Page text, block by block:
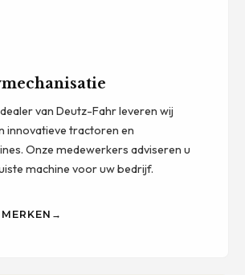
van Deutz-Fahr leveren wij
innovatieve tractoren en
Onze medewerkers adviseren u
machine voor uw bedrijf.
→